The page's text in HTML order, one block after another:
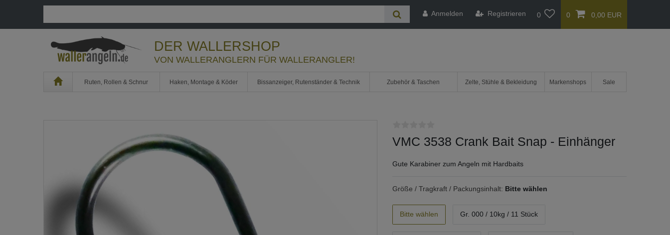
Anmelden Registrieren 0 0 0,00 EUR
DER WALLERSHOP
VON WALLERANGLERN FÜR WALLERANGLER!
Home Ruten, Rollen & Schnur Haken, Montage & Köder Bissanzeiger, Rutenständer & Technik Zubehör & Taschen Zelte, Stühle & Bekleidung Markenshops Sale
VMC 3538 Crank Bait Snap - Einhänger
Gute Karabiner zum Angeln mit Hardbaits
Größe / Tragkraft / Packungsinhalt: Bitte wählen
Bitte wählen Gr. 000 / 10kg / 11 Stück